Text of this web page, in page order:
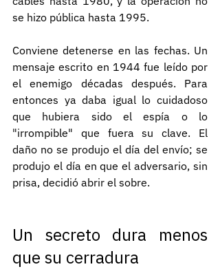
se hizo pública hasta 1995.
Conviene detenerse en las fechas. Un
mensaje escrito en 1944 fue leído por
el enemigo décadas después. Para
entonces ya daba igual lo cuidadoso
que hubiera sido el espía o lo
"irrompible" que fuera su clave. El
daño no se produjo el día del envío; se
produjo el día en que el adversario, sin
prisa, decidió abrir el sobre.
Un secreto dura menos
que su cerradura